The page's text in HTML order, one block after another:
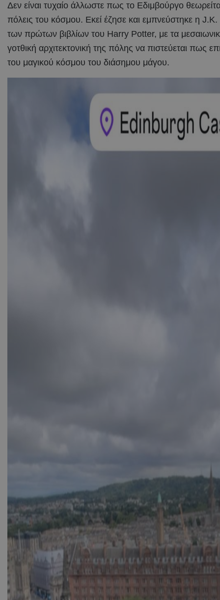
Δεν είναι τυχαίο άλλωστε πως το Εδιμβούργο
πόλεις του κόσμου. Εκεί έζησε και εμπνεύστηκε η
των πρώτων βιβλίων του Harry Potter, με τα
γοτθική αρχιτεκτονική της πόλης να πιστεύεται πως
του μαγικού κόσμου του διάσημου μάγου.